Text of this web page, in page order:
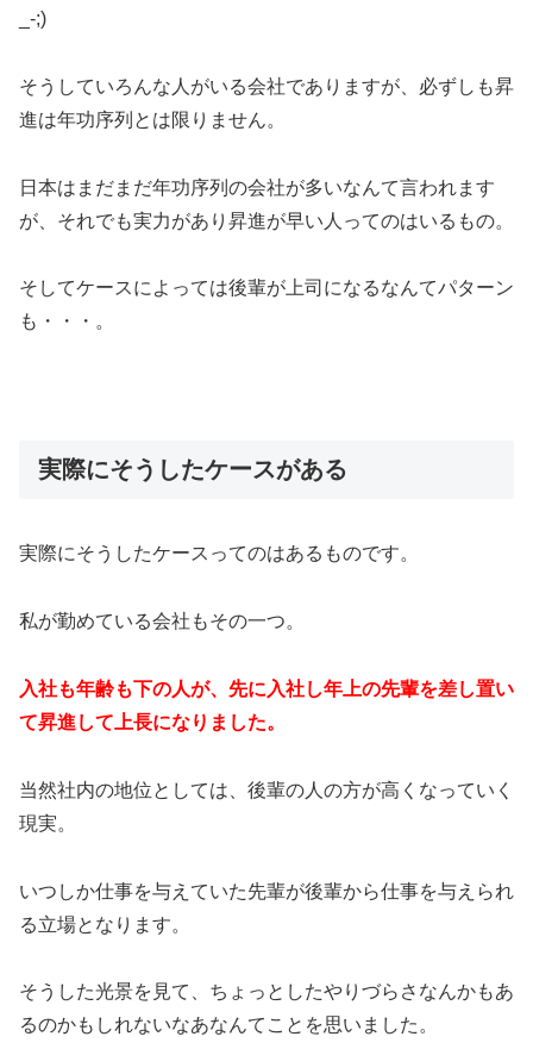
_-;)
そうしていろんな人がいる会社でありますが、必ずしも昇
進は年功序列とは限りません。
日本はまだまだ年功序列の会社が多いなんて言われます
が、それでも実力があり昇進が早い人ってのはいるもの。
そしてケースによっては後輩が上司になるなんてパターン
も・・・。
実際にそうしたケースがある
実際にそうしたケースってのはあるものです。
私が勤めている会社もその一つ。
入社も年齢も下の人が、先に入社し年上の先輩を差し置い
て昇進して上長になりました。
当然社内の地位としては、後輩の人の方が高くなっていく
現実。
いつしか仕事を与えていた先輩が後輩から仕事を与えられ
る立場となります。
そうした光景を見て、ちょっとしたやりづらさなんかもあ
るのかもしれないなあなんてことを思いました。